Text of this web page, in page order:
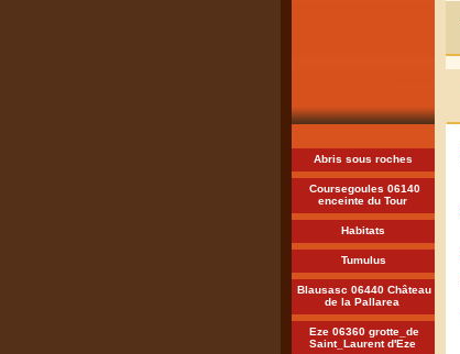
Abris sous roches
Coursegoules 06140
enceinte du Tour
Habitats
Tumulus
Blausasc 06440 Château
de la Pallarea
Eze 06360 grotte_de
Saint_Laurent d'Eze